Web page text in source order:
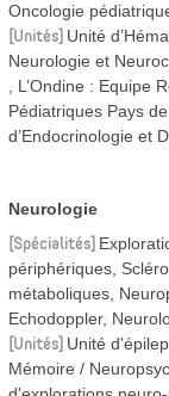
Oncologie
Unités Unité
Neurologie et
L’Ondine : Equipe
Pédiatriques Pays
d’Endocrinologie et
Neurologie
Spécialités
périphériques,
métaboliques,
Echodoppler,
Unités Unité
Mémoire /